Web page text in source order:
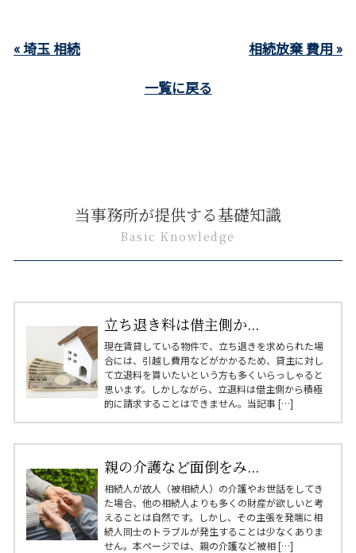
« 埼玉 相続
相続放棄 費用 »
一覧に戻る
当事務所が提供する基礎知識
Basic Knowledge
立ち退き料は借主側か...
現在賃貸している物件で、立ち退きを求められた場
合には、引越し費用などがかかるため、貸主に対し
て立退料を貰いたいという方も多くいらっしゃると
思います。しかしながら、立退料は借主側から積極
的に請求することはできません。当記事 […]
親の介護など面倒をみ...
相続人が故人（被相続人）の介護やお世話をしてき
た場合、他の相続人よりも多くの財産が欲しいと考
えることは自然です。しかし、その主張を発端に相
続人同士のトラブルが発生することは少なくありま
せん。本ページでは、親の介護など被相 […]